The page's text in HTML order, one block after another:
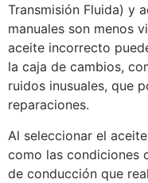
Transmisión Fluida) y
manuales son menos
aceite incorrecto
la caja de cambios,
ruidos inusuales, que
reparaciones.
Al seleccionar el
como las condiciones
de conducción que